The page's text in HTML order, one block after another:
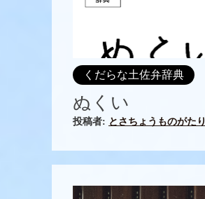
くだらな土佐弁辞典
ぬくい
投稿者: とさちょうものがたり